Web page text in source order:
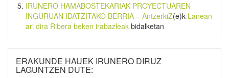
IRUNERO HAMABOSTEKARIAK PROYECTUAREN
INGURUAN IDATZITAKO BERRIA – AntzerkiZ(e)k Lanean
ari dira Ribera beken irabazleak bidalketan
ERAKUNDE HAUEK IRUNERO DIRUZ
LAGUNTZEN DUTE: